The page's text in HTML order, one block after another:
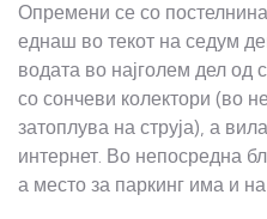
Опремени се со
еднаш во текот на седум
водата во најголем дел од
со сончеви колектори (во
затоплува на струја), а
интернет. Во непосредна
а место за паркинг има и